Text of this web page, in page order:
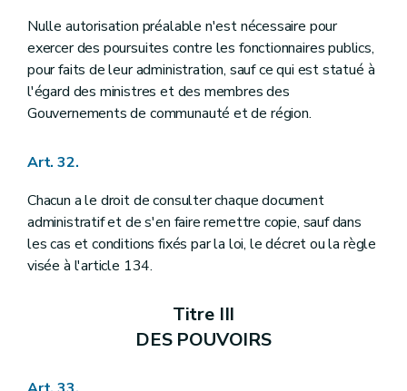
Nulle autorisation préalable n'est nécessaire pour
exercer des poursuites contre les fonctionnaires publics,
pour faits de leur administration, sauf ce qui est statué à
l'égard des ministres et des membres des
Gouvernements de communauté et de région.
Art. 32.
Chacun a le droit de consulter chaque document
administratif et de s'en faire remettre copie, sauf dans
les cas et conditions fixés par la loi, le décret ou la règle
visée à l'article 134.
Titre III
DES POUVOIRS